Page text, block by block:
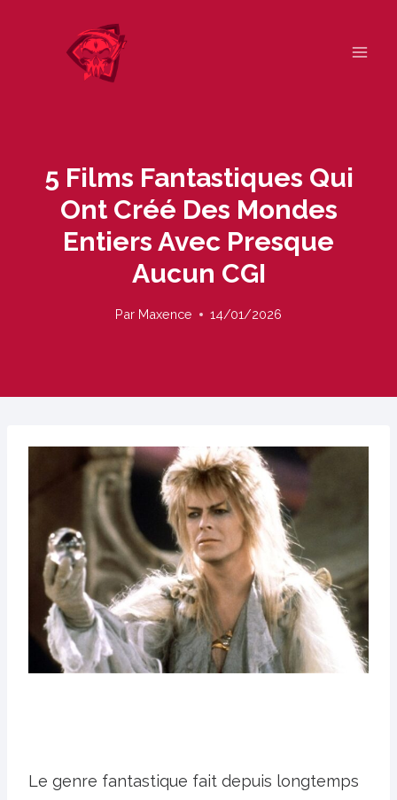
5 Films Fantastiques Qui
Ont Créé Des Mondes
Entiers Avec Presque
Aucun CGI
Par Maxence 14/01/2026
Le genre fantastique fait depuis longtemps